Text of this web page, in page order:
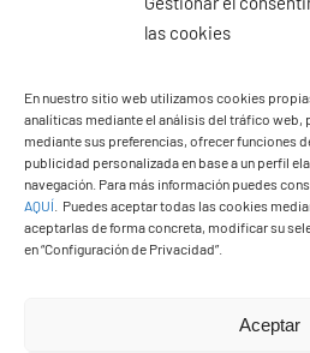
las cookies
En nuestro sitio web utilizamos cookies
analíticas mediante el análisis del tráfico web,
mediante sus preferencias, ofrecer funciones
publicidad personalizada en base a un perfil
navegación. Para más información puedes
AQUÍ
Puedes aceptar todas las cookies
aceptarlas de forma concreta, modificar su
en “Configuración de Privacidad”.
Aceptar
Ayuntamiento de Yaiza
Pza. de Los Remedios, 1
35570 – Yaiza
Tel:928 83 62 20